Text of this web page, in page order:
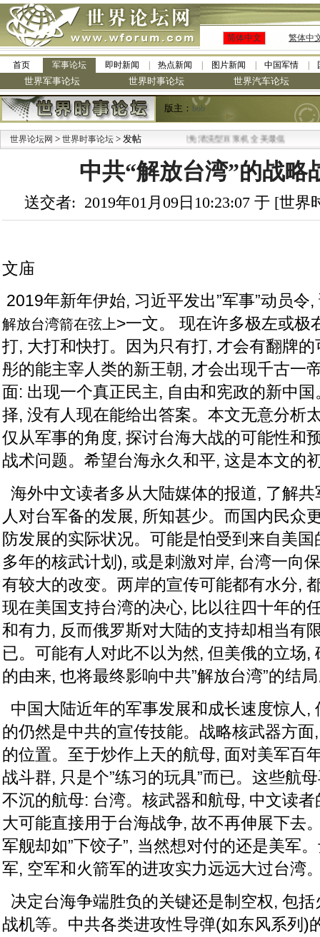
简体中文 繁体中
首页 军事论坛 即时新闻 热点新闻 图片新闻 中国军情
世界军事论坛 世界时事论坛 世界汽车论坛
版主： bob
世界论坛网 > 世界时事论坛 > 发帖
·九阳全新免清洗型豆浆机 全美最低
中共“解放台湾”的战略
送交者: 2019年01月09日10:23:07 于 [世
文庙
2019年新年伊始, 习近平发出”军事”动员令,
解放台湾箭在弦上>一文。 现在许多极左或极
打, 大打和快打。因为只有打, 才会有翻牌
彤的能主宰人类的新王朝, 才会出现千古一
面: 出现一个真正民主, 自由和宪政的新中
择, 没有人现在能给出答案。本文无意分析
仅从军事的角度, 探讨台海大战的可能性和
战术问题。希望台海永久和平, 这是本文的
海外中文读者多从大陆媒体的报道, 了解
人对台军备的发展, 所知甚少。而国内民众
防发展的实际状况。可能是怕受到来自美
多年的核武计划), 或是刺激对岸, 台湾一向
有较大的改变。两岸的宣传可能都有水分,
现在美国支持台湾的决心, 比以往四十年的
和有力, 反而俄罗斯对大陆的支持却相当有
已。可能有人对此不以为然, 但美俄的立场,
的由来, 也将最终影响中共”解放台湾”的结
中国大陆近年的军事发展和成长速度惊人,
的仍然是中共的宣传技能。战略核武器方
的位置。至于炒作上天的航母, 面对美军百
战斗群, 只是个”练习的玩具”而已。这些航
不沉的航母: 台湾。核武器和航母, 中文读
大可能直接用于台海战争, 故不再伸展下去
军舰却如”下饺子”, 当然想对付的还是美军
军, 空军和火箭军的进攻实力远远大过台湾
决定台海争端胜负的关键还是制空权, 包
战机等。中共各类进攻性导弹(如东风系列)